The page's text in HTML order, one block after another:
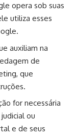
opera sob suas
utiliza esses
.
auxiliam na
de
que
for necessária
ou
e de seus